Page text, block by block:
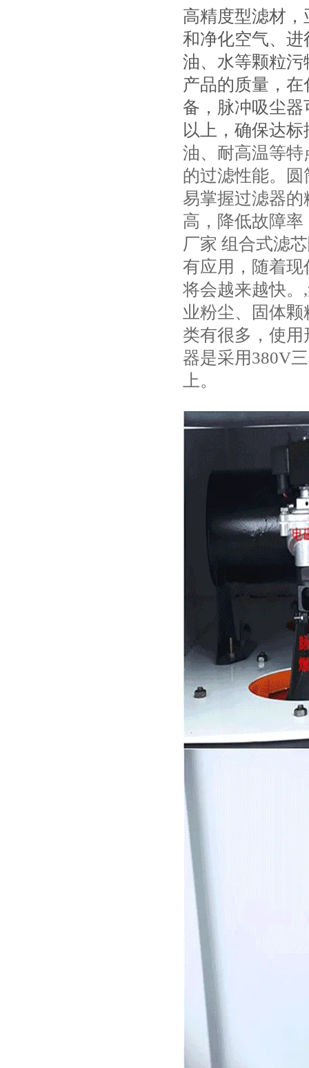
高精度型滤材
和净化空气、
油、水等颗粒
产品的质量，
备，脉冲吸尘
以上，确保达标
油、耐高温等特
的过滤性能。
易掌握过滤器
高，降低故障
厂家 组合式滤
有应用，随着
将会越来越快
业粉尘、固体
类有很多，使
器是采用380V
上。